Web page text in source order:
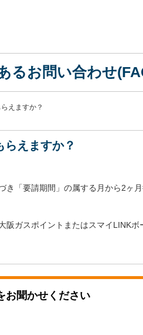
るお問い合わせ
えますか？
えますか？
「要請期間」の属する月から2ヶ
阪ガスポイントまたはスマイLINK
お聞かせください